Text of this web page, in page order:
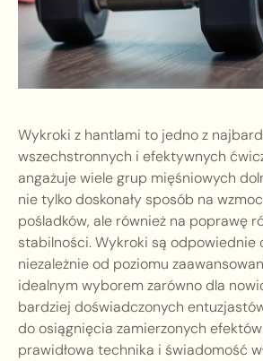
Wykroki z hantlami to jedno z
wszechstronnych i efektywnych
angażuje wiele grup mięśniowych
nie tylko doskonały sposób na
pośladków, ale również na poprawę
stabilności. Wykroki są odpowiednie
niezależnie od poziomu
idealnym wyborem zarówno dla
bardziej doświadczonych
do osiągnięcia zamierzonych
prawidłowa technika i świadomość